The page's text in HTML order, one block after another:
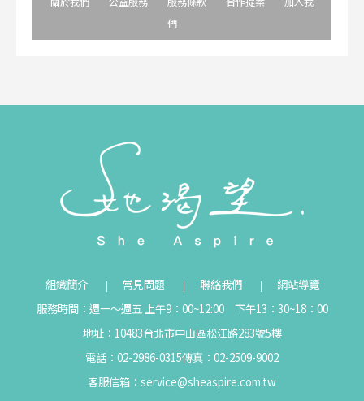
們
組織簡介 常見問題 聯絡我們
網站導覽
服務時間：週一～週五 上午9：00~12:00 下午13：30~18：00
地址：10483台北市中山區松江路283號5樓
電話：02-2986-0315傳真：02-2509-9002
客服信箱： service@sheaspire.com.tw